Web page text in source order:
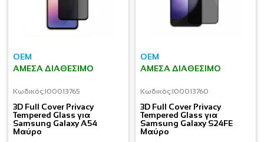
OEM
ΆΜΕΣΑ ΔΙΑΘΈΣΙΜΟ
Κωδικός:I00013765
3D Full Cover Privacy
Tempered Glass για
Samsung Galaxy A54
Μαύρο
OEM
ΆΜΕΣΑ ΔΙΑΘΈΣΙΜΟ
Κωδικός:I00013760
3D Full Cover Privacy
Tempered Glass για
Samsung Galaxy S24FE
Μαύρο